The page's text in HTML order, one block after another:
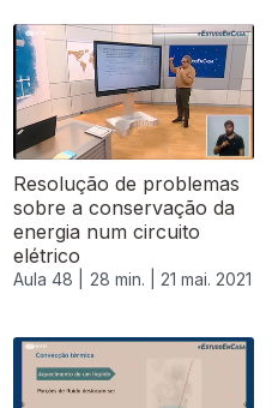
Resolução de problemas
sobre a conservação da
energia num circuito
elétrico
Aula 48 | 28 min. | 21 mai. 2021